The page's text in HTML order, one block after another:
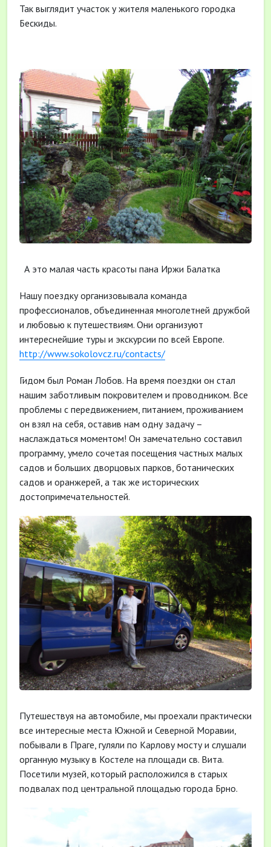
Так выглядит участок у жителя маленького городка
Бескиды.
А это малая часть красоты пана Иржи Балатка
Нашу поездку организовывала команда
профессионалов, объединенная многолетней дружбой
и любовью к путешествиям. Они организуют
интереснейшие туры и экскурсии по всей Европе.
http://www.sokolovcz.ru/contacts/
Гидом был Роман Лобов. На время поездки он стал
нашим заботливым покровителем и проводником. Все
проблемы с передвижением, питанием, проживанием
он взял на себя, оставив нам одну задачу –
наслаждаться моментом! Он замечательно составил
программу, умело сочетая посещения частных малых
садов и больших дворцовых парков, ботанических
садов и оранжерей, а так же исторических
достопримечательностей.
Путешествуя на автомобиле, мы проехали практически
все интересные места Южной и Северной Моравии,
побывали в Праге, гуляли по Карлову мосту и слушали
органную музыку в Костеле на площади св. Вита.
Посетили музей, который расположился в старых
подвалах под центральной площадью города Брно.